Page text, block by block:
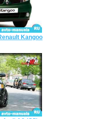
Kangoo